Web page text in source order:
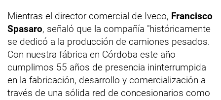
Mientras el director comercial de Iveco, Francisco
Spasaro, señaló que la compañía "históricamente
se dedicó a la producción de camiones pesados.
Con nuestra fábrica en Córdoba este año
cumplimos 55 años de presencia ininterrumpida
en la fabricación, desarrollo y comercialización a
través de una sólida red de concesionarios como